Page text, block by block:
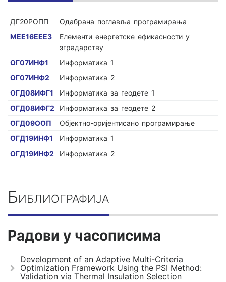
ДГ20РОПП
Одабрана поглавља програмирања
МЕЕ16ЕЕЕЗ
Елементи енергетске ефикасности у
зградарству
ОГ07ИНФ1
Информатика 1
ОГ07ИНФ2
Информатика 2
ОГД08ИФГ1
Информатика за геодете 1
ОГД08ИФГ2
Информатика за геодете 2
ОГД09ООП
Објектно-оријентисано програмирање
ОГД19ИНФ1
Информатика 1
ОГД19ИНФ2
Информатика 2
Библиографија
Радови у часописима
Development of an Adaptive Multi-Criteria
Optimization Framework Using the PSI Method:
Validation via Thermal Insulation Selection